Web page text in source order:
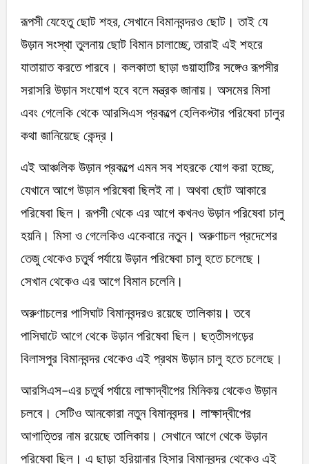
রূপসী যেহেতু ছোট শহর, সেখানে বিমানবন্দরও ছোট। তাই যে
উড়ান সংস্থা তুলনায় ছোট বিমান চালাচ্ছে, তারাই এই শহরে
যাতায়াত করতে পারবে। কলকাতা ছাড়া গুয়াহাটির সঙ্গেও রূপসীর
সরাসরি উড়ান সংযোগ হবে বলে মন্ত্রক জানায়। অসমের মিসা
এবং গেলেকি থেকে আরসিএস প্রকল্পে হেলিকপ্টার পরিষেবা চালুর
কথা জানিয়েছে কেন্দ্র।
এই আঞ্চলিক উড়ান প্রকল্পে এমন সব শহরকে যোগ করা হচ্ছে,
যেখানে আগে উড়ান পরিষেবা ছিলই না। অথবা ছোট আকারে
পরিষেবা ছিল। রূপসী থেকে এর আগে কখনও উড়ান পরিষেবা চালু
হয়নি। মিসা ও গেলেকিও একেবারে নতুন। অরুণাচল প্রদেশের
তেজু থেকেও চতুর্থ পর্যায়ে উড়ান পরিষেবা চালু হতে চলেছে।
সেখান থেকেও এর আগে বিমান চলেনি।
অরুণাচলের পাসিঘাট বিমানবন্দরও রয়েছে তালিকায়। তবে
পাসিঘাটে আগে থেকে উড়ান পরিষেবা ছিল। ছত্তীসগড়ের
বিলাসপুর বিমানবন্দর থেকেও এই প্রথম উড়ান চালু হতে চলেছে।
আরসিএস-এর চতুর্থ পর্যায়ে লাক্ষাদ্বীপের মিনিকয় থেকেও উড়ান
চলবে। সেটিও আনকোরা নতুন বিমানবন্দর। লাক্ষাদ্বীপের
আগাত্তির নাম রয়েছে তালিকায়। সেখানে আগে থেকে উড়ান
পরিষেবা ছিল। এ ছাড়া হরিয়ানার হিসার বিমানবন্দর থেকেও এই